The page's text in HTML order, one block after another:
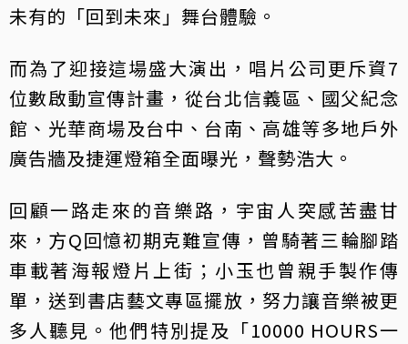
未有的「回到未來」舞台體驗。
而為了迎接這場盛大演出，唱片公司更斥資7
位數啟動宣傳計畫，從台北信義區、國父紀念
館、光華商場及台中、台南、高雄等多地戶外
廣告牆及捷運燈箱全面曝光，聲勢浩大。
回顧一路走來的音樂路，宇宙人突感苦盡甘
來，方Q回憶初期克難宣傳，曾騎著三輪腳踏
車載著海報燈片上街；小玉也曾親手製作傳
單，送到書店藝文專區擺放，努力讓音樂被更
多人聽見。他們特別提及「10000 HOURS一